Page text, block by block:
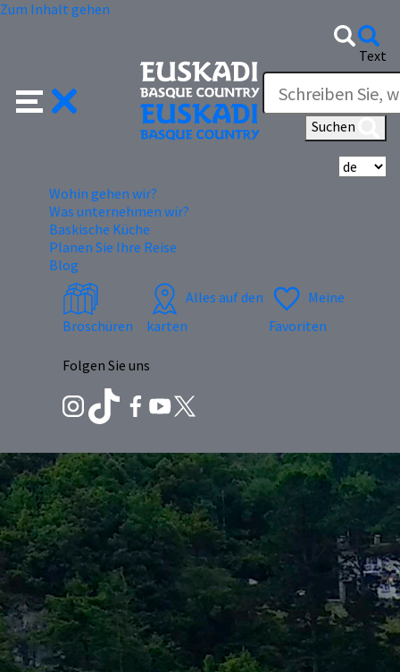
Zum Inhalt gehen
Text
Suchen
Wohin gehen wir?
Was unternehmen wir?
Baskische Küche
Planen Sie Ihre Reise
Blog
Broschüren
Alles auf den
karten
Meine
Favoriten
Folgen Sie uns